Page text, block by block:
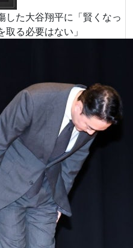
した大谷翔平に「賢くなっ
る必要はない」